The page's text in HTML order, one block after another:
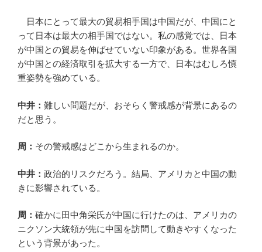
日本にとって最大の貿易相手国は中国だが、中国にと
って日本は最大の相手国ではない。私の感覚では、日本
が中国との貿易を伸ばせていない印象がある。世界各国
が中国との経済取引を拡大する一方で、日本はむしろ慎
重姿勢を強めている。
中井： 難しい問題だが、おそらく警戒感が背景にあるの
だと思う。
周： その警戒感はどこから生まれるのか。
中井： 政治的リスクだろう。結局、アメリカと中国の動
きに影響されている。
周： 確かに田中角栄氏が中国に行けたのは、アメリカの
ニクソン大統領が先に中国を訪問して動きやすくなった
という背景があった。